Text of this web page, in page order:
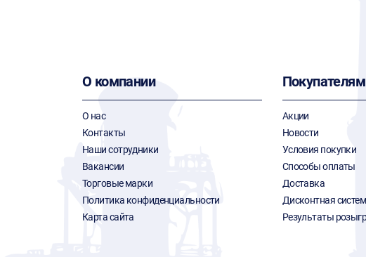
О компании
О нас
Контакты
Наши сотрудники
Вакансии
Торговые марки
Политика конфиденциальности
Карта сайта
Покупателям
Акции
Новости
Условия покупки
Способы оплаты
Доставка
Дисконтная
Результаты